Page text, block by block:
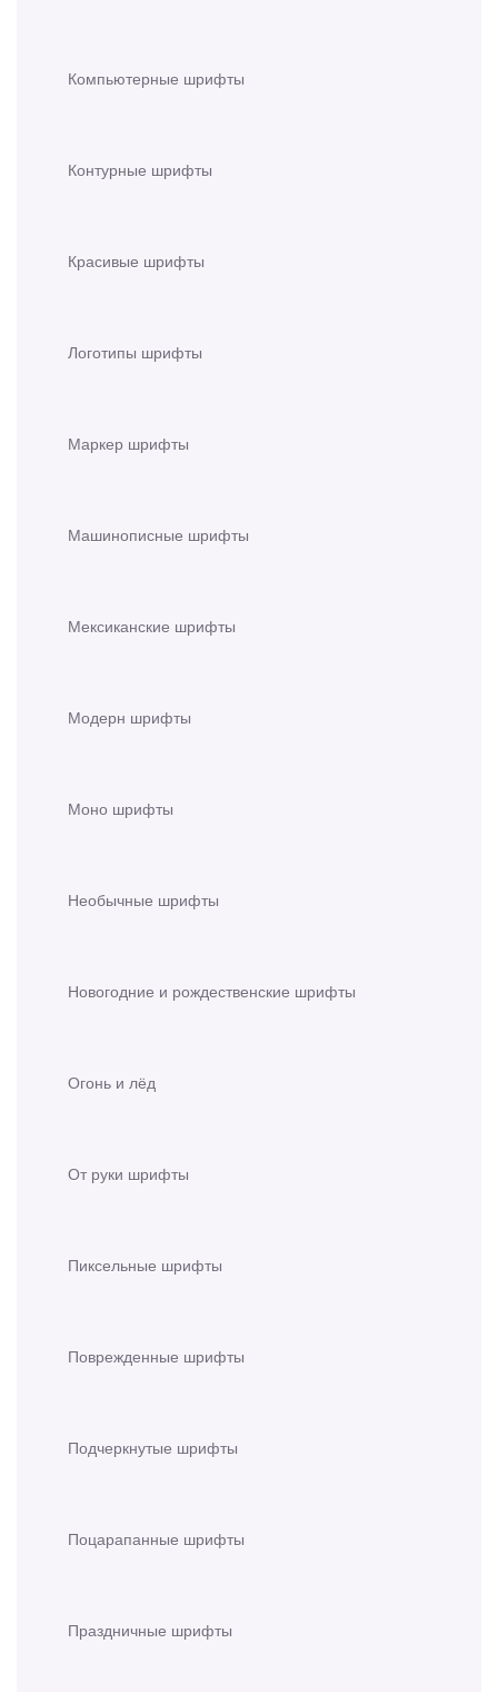
Компьютерные шрифты
Контурные шрифты
Красивые шрифты
Логотипы шрифты
Маркер шрифты
Машинописные шрифты
Мексиканские шрифты
Модерн шрифты
Моно шрифты
Необычные шрифты
Новогодние и рождественские шрифты
Огонь и лёд
От руки шрифты
Пиксельные шрифты
Поврежденные шрифты
Подчеркнутые шрифты
Поцарапанные шрифты
Праздничные шрифты